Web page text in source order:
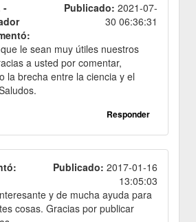
-
Publicado: 2021-07-
30 06:36:31
le sean muy útiles nuestros
a usted por comentar,
la brecha entre la ciencia y el
Responder
Publicado: 2017-01-16
13:05:03
y de mucha ayuda para
cosas. Gracias por publicar